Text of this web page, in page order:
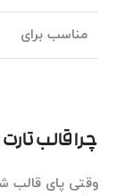
مناسب برای
چرا قالب
وقتی پای قالب